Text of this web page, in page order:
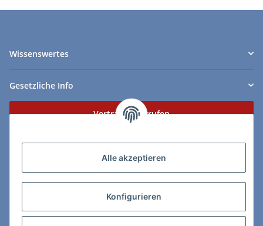
Alle akzeptieren
Konfigurieren
Wissenswertes
Gesetzliche Info
Vertrag widerrufen